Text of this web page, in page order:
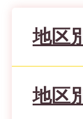
地区
地区